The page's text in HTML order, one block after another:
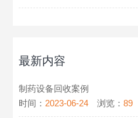
最新内容
制药设备回收案例
时间： 2023-06-24 浏览：89